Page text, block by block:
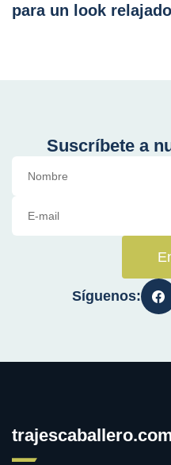
para un look relajado
Suscríbete a
Síguenos: